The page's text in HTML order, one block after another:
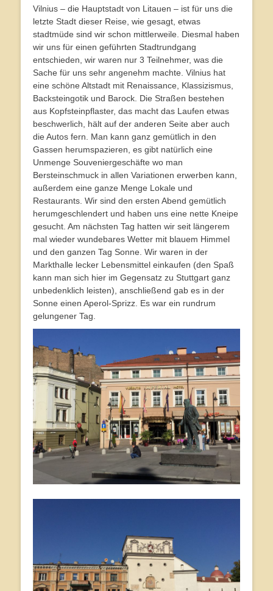
Vilnius – die Hauptstadt von Litauen – ist für uns die
letzte Stadt dieser Reise, wie gesagt, etwas
stadtmüde sind wir schon mittlerweile. Diesmal haben
wir uns für einen geführten Stadtrundgang
entschieden, wir waren nur 3 Teilnehmer, was die
Sache für uns sehr angenehm machte. Vilnius hat
eine schöne Altstadt mit Renaissance, Klassizismus,
Backsteingotik und Barock. Die Straßen bestehen
aus Kopfsteinpflaster, das macht das Laufen etwas
beschwerlich, hält auf der anderen Seite aber auch
die Autos fern. Man kann ganz gemütlich in den
Gassen herumspazieren, es gibt natürlich eine
Unmenge Souveniergeschäfte wo man
Bersteinschmuck in allen Variationen erwerben kann,
außerdem eine ganze Menge Lokale und
Restaurants. Wir sind den ersten Abend gemütlich
herumgeschlendert und haben uns eine nette Kneipe
gesucht. Am nächsten Tag hatten wir seit längerem
mal wieder wundebares Wetter mit blauem Himmel
und den ganzen Tag Sonne. Wir waren in der
Markthalle lecker Lebensmittel einkaufen (den Spaß
kann man sich hier im Gegensatz zu Stuttgart ganz
unbedenklich leisten), anschließend gab es in der
Sonne einen Aperol-Sprizz. Es war ein rundrum
gelungener Tag.